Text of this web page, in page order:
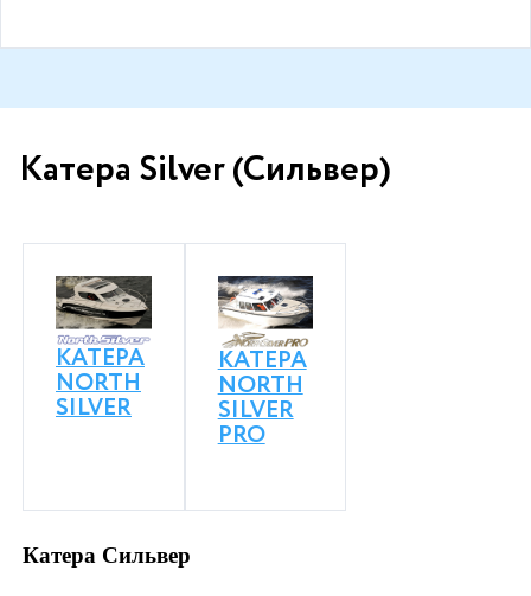
Катера Silver (Сильвер)
КАТЕРА
NORTH
SILVER
КАТЕРА
NORTH
SILVER
PRO
Катера Сильвер